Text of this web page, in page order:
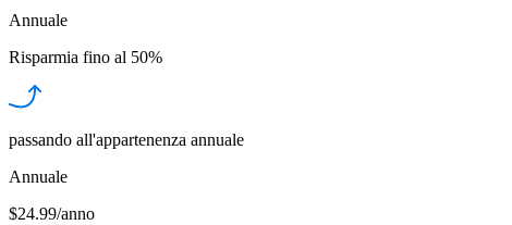
Annuale
Risparmia fino al 50%
passando all'appartenenza annuale
Annuale
$24.99/anno